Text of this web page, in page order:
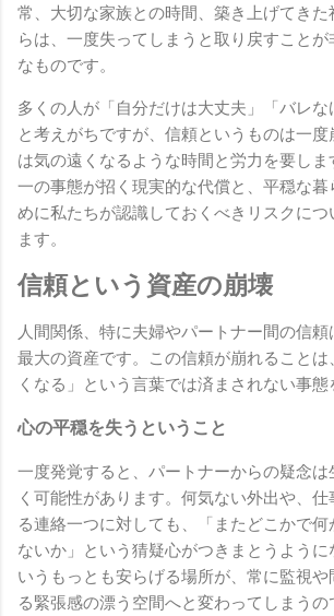
常、大切な家族との時間、築き上げてき
らは、一度失ってしまうと取り戻すこと
なものです。
多くの人が「自分だけは大丈夫」「バレな
と考えがちですが、信頼というものは一度
は気の遠くなるような時間と労力を要し
一の事態が招く現実的な代償と、平穏な暮
めに私たちが認識しておくべきリスクにつ
ます。
信頼という資産の崩壊
人間関係、特に夫婦やパートナー間の信
最大の資産です。この信頼が崩れることは
くなる」という言葉では済まされない事態
心の平穏を失うということ
一度発覚すると、パートナーからの疑念
く可能性があります。何気ない外出や、
る連絡一つに対しても、「またどこかで
ないか」という猜疑心がつきまとうように
いうもっとも安らげる場所が、常に監視
る緊張感の漂う空間へと変わってしまうの